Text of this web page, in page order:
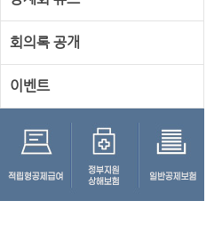
회의록 공개
이벤트